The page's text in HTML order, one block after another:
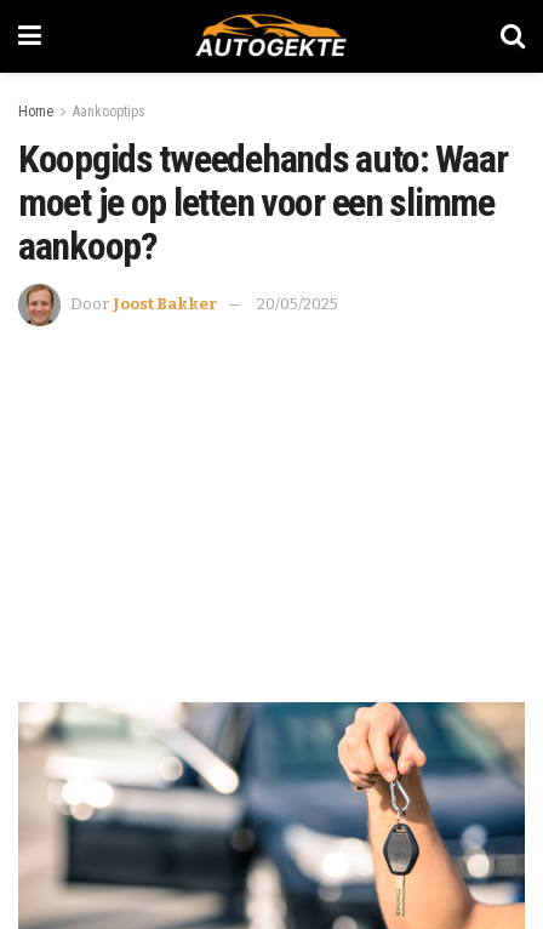
Home Aankooptips
Koopgids tweedehands auto: Waar
moet je op letten voor een slimme
aankoop?
Door Joost Bakker 20/05/2025